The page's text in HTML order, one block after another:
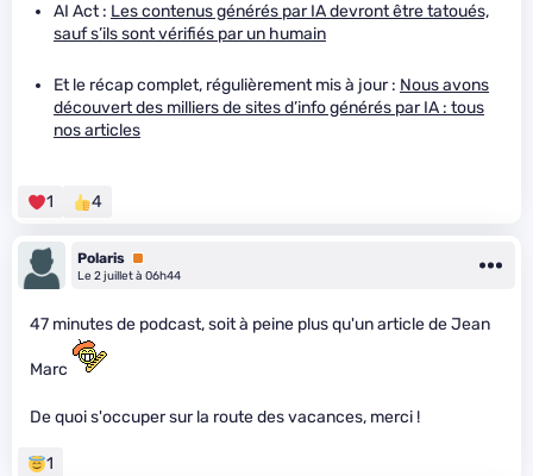
AI Act : Les contenus générés par IA devront être tatoués,
sauf s’ils sont vérifiés par un humain
Et le récap complet, régulièrement mis à jour : Nous avons
découvert des milliers de sites d’info générés par IA : tous
nos articles
1 4
Polaris Premium
Le 2 juillet à 06h44
47 minutes de podcast, soit à peine plus qu'un article de Jean
Marc
De quoi s'occuper sur la route des vacances, merci !
1